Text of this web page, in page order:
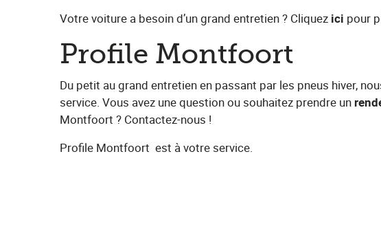
Votre voiture a besoin d’un grand entretien ? Cliquez​ ​ ici pour
Profile Montfoort
Du petit au grand entretien en passant par les pneus hiver,
service. Vous avez une question ou souhaitez prendre un​ ​
Montfoort​ ? Contactez-nous !
Profile Montfoort ​ est à votre service.